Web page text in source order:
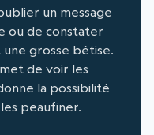
un message
ou de constater
une grosse bêtise.
de voir les
la possibilité
peaufiner.